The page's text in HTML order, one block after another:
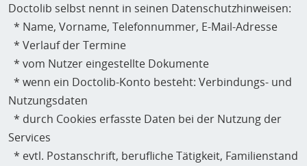
Doctolib selbst nennt in seinen Datenschutzhinweisen:
* Name, Vorname, Telefonnummer, E-Mail-Adresse
* Verlauf der Termine
* vom Nutzer eingestellte Dokumente
* wenn ein Doctolib-Konto besteht: Verbindungs- und
Nutzungsdaten
* durch Cookies erfasste Daten bei der Nutzung der
Services
* evtl. Postanschrift, berufliche Tätigkeit, Familienstand